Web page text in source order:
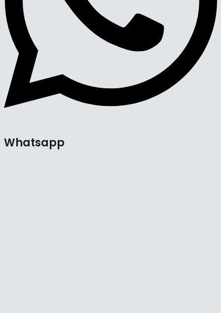
Whatsapp